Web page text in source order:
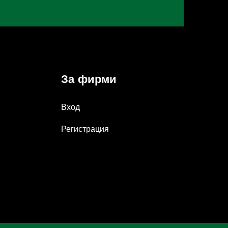
За фирми
Вход
Регистрация